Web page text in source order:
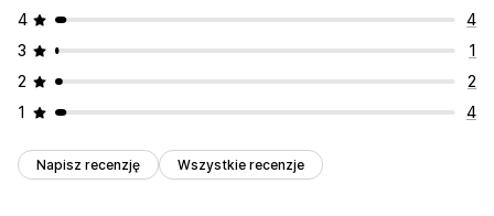
4
4
3
1
2
2
1
4
Napisz recenzję Wszystkie recenzje